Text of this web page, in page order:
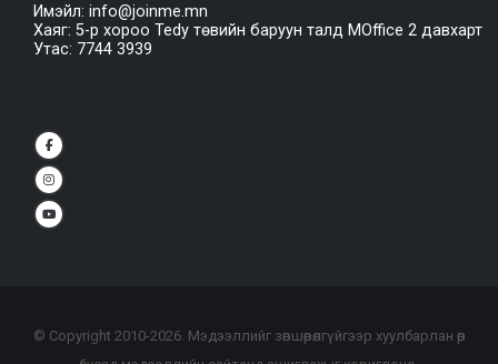
Имэйл: info@joinme.mn
Хаяг: 5-р хороо Tedy төвийн баруун талд MOffice 2 давхарт
Утас: 7744 3939
© Copyright 2010-2026. Мэдээллийг зөвшөөрөлгүйгээр хуулбарлан өөр